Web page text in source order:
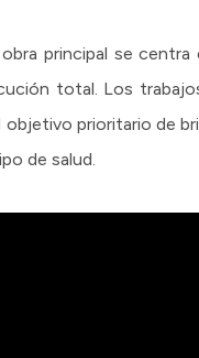
principal se
total. Los
objetivo prioritario de
de salud.